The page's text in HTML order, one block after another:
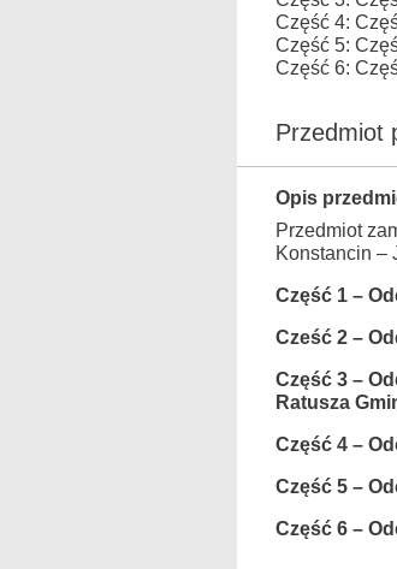
Część 4:
Część 5:
Część 6:
Przedmiot
Opis
Przedmiot
Konstancin –
Część 1 –
Cześć 2 –
Część 3 –
Ratusza
Część 4 –
Część 5 –
Część 6 –